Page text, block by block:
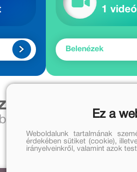
1 videó
Belenézek
további művei
művei
A sorozat
Ez a
Weboldalunk tartalmának
érdekében sütiket (cookie),
irányelveinkről, valamint azok